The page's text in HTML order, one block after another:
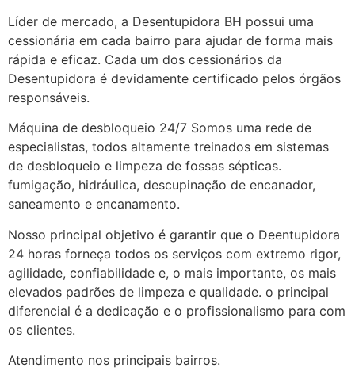
Líder de mercado, a Desentupidora BH possui uma
cessionária em cada bairro para ajudar de forma mais
rápida e eficaz. Cada um dos cessionários da
Desentupidora é devidamente certificado pelos órgãos
responsáveis.
Máquina de desbloqueio 24/7 Somos uma rede de
especialistas, todos altamente treinados em sistemas
de desbloqueio e limpeza de fossas sépticas.
fumigação, hidráulica, descupinação de encanador,
saneamento e encanamento.
Nosso principal objetivo é garantir que o Deentupidora
24 horas forneça todos os serviços com extremo rigor,
agilidade, confiabilidade e, o mais importante, os mais
elevados padrões de limpeza e qualidade. o principal
diferencial é a dedicação e o profissionalismo para com
os clientes.
Atendimento nos principais bairros.